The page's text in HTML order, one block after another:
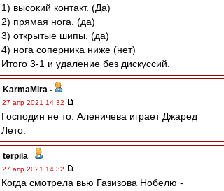
1) высокий контакт. (Да)
2) прямая нога. (да)
3) открытые шипы. (да)
4) нога соперника ниже (нет)
Итого 3-1 и удаление без дискуссий.
KarmaMira -
27 апр 2021 14:32
Господин не то. Аленичева играет Джаред
Лето.
terpila -
27 апр 2021 14:32
Когда смотрела вью Газизова Нобелю -